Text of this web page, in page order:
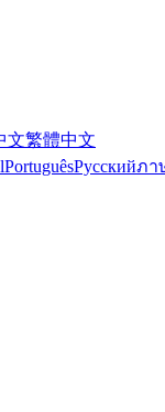
文繁體中文
PortuguêsРусскийภา